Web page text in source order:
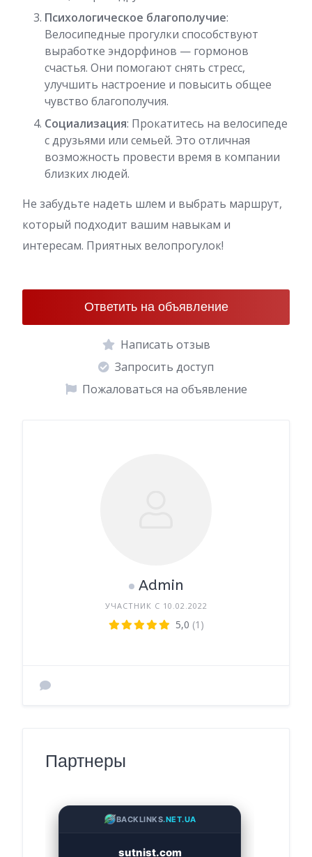
Психологическое благополучие:
Велосипедные прогулки способствуют
выработке эндорфинов — гормонов
счастья. Они помогают снять стресс,
улучшить настроение и повысить общее
чувство благополучия.
Социализация: Прокатитесь на велосипеде
с друзьями или семьей. Это отличная
возможность провести время в компании
близких людей.
Не забудьте надеть шлем и выбрать маршрут,
который подходит вашим навыкам и
интересам. Приятных велопрогулок!
Ответить на объявление
Написать отзыв
Запросить доступ
Пожаловаться на объявление
Admin
УЧАСТНИК С 10.02.2022
5,0 (1)
Партнеры